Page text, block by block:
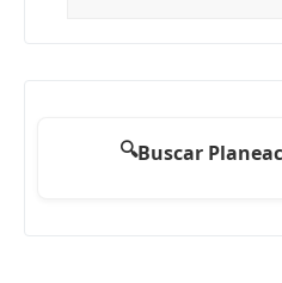
🔍Buscar